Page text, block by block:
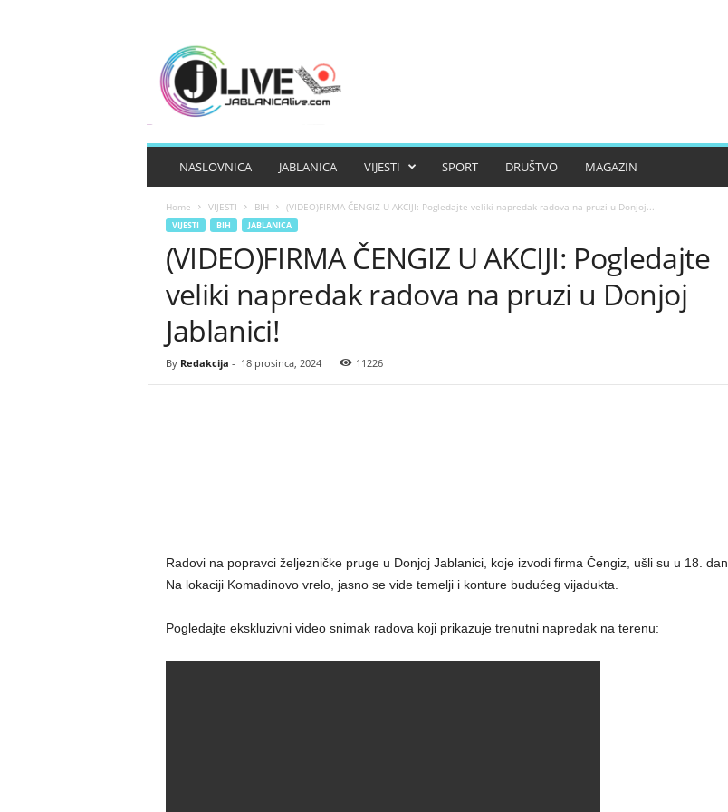
NASLOVNICA JABLANICA VIJESTI SPORT DRUŠTVO MAGAZIN
Home VIJESTI BIH (VIDEO)FIRMA ČENGIZ U AKCIJI: Pogledajte veliki napredak radova na pruzi u Donjoj...
VIJESTI BIH JABLANICA
(VIDEO)FIRMA ČENGIZ U AKCIJI: Pogledajte
veliki napredak radova na pruzi u Donjoj
Jablanici!
By Redakcija - 18 prosinca, 2024 11226
Radovi na popravci željezničke pruge u Donjoj Jablanici, koje izvodi firma Čengiz, ušli su u 18. dan.
Na lokaciji Komadinovo vrelo, jasno se vide temelji i konture budućeg vijadukta.
Pogledajte ekskluzivni video snimak radova koji prikazuje trenutni napredak na terenu: